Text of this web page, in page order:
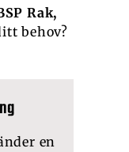
Rak,
behov?
en